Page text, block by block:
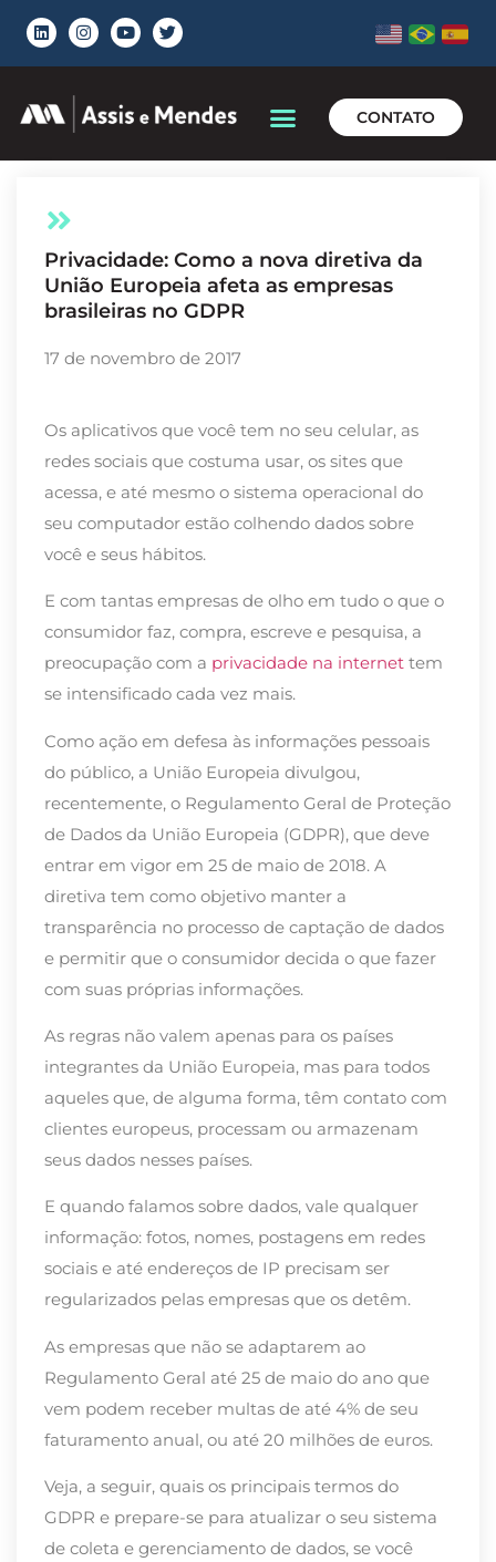
CONTATO
Privacidade: Como a nova diretiva da
União Europeia afeta as empresas
brasileiras no GDPR
17 de novembro de 2017
Os aplicativos que você tem no seu celular, as
redes sociais que costuma usar, os sites que
acessa, e até mesmo o sistema operacional do
seu computador estão colhendo dados sobre
você e seus hábitos.
E com tantas empresas de olho em tudo o que o
consumidor faz, compra, escreve e pesquisa, a
preocupação com a privacidade na internet tem
se intensificado cada vez mais.
Como ação em defesa às informações pessoais
do público, a União Europeia divulgou,
recentemente, o Regulamento Geral de Proteção
de Dados da União Europeia (GDPR), que deve
entrar em vigor em 25 de maio de 2018. A
diretiva tem como objetivo manter a
transparência no processo de captação de dados
e permitir que o consumidor decida o que fazer
com suas próprias informações.
As regras não valem apenas para os países
integrantes da União Europeia, mas para todos
aqueles que, de alguma forma, têm contato com
clientes europeus, processam ou armazenam
seus dados nesses países.
E quando falamos sobre dados, vale qualquer
informação: fotos, nomes, postagens em redes
sociais e até endereços de IP precisam ser
regularizados pelas empresas que os detêm.
As empresas que não se adaptarem ao
Regulamento Geral até 25 de maio do ano que
vem podem receber multas de até 4% de seu
faturamento anual, ou até 20 milhões de euros.
Veja, a seguir, quais os principais termos do
GDPR e prepare-se para atualizar o seu sistema
de coleta e gerenciamento de dados, se você